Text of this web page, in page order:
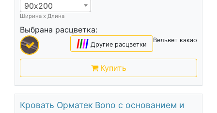
90х200
Ширина х Длина
Выбрана расцветка:
Вельвет какао
|||| Другие расцветки
Купить
Кровать Орматек Bono с основанием и